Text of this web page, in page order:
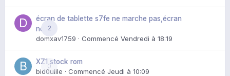
2
écran de tablette s7fe ne marche pas,écran
noir
domxav1759 · Commencé Vendredi à 18:19
0
XZ1 stock rom
bid0uille · Commencé Jeudi à 10:09